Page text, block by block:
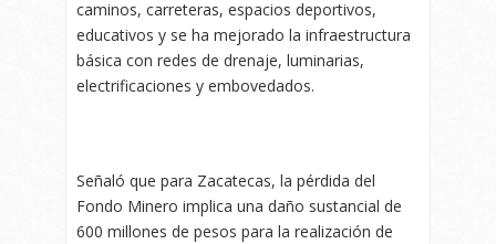
caminos, carreteras, espacios deportivos,
educativos y se ha mejorado la infraestructura
básica con redes de drenaje, luminarias,
electrificaciones y embovedados.
Señaló que para Zacatecas, la pérdida del
Fondo Minero implica una daño sustancial de
600 millones de pesos para la realización de